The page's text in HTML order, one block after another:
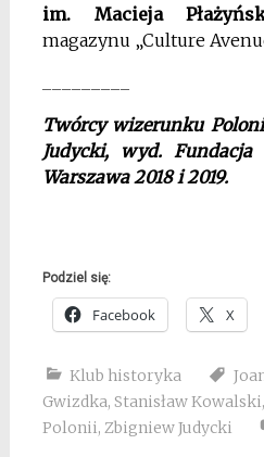
im. Macieja
magazynu „Culture
Twórcy wizerunku
Judycki, wyd.
Warszawa 2018 i 2019.
Podziel się:
Facebook X
Klub historyka
Gwizdka, Stanisław Kowalski,
Polonii, Zbigniew Judycki